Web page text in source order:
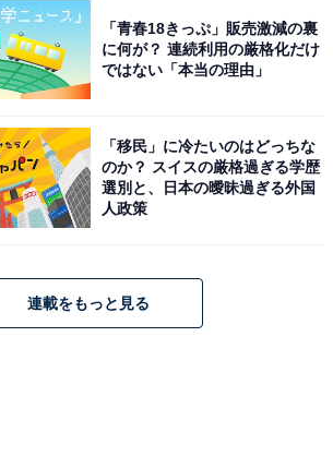
1 2
「青春18きっぷ」販売激減の裏
に何が？ 連続利用の厳格化だけ
ではない「本当の理由」
「移民」に冷たいのはどっちな
のか？ スイスの厳格過ぎる学歴
選別と、日本の曖昧過ぎる外国
人政策
連載をもっと見る